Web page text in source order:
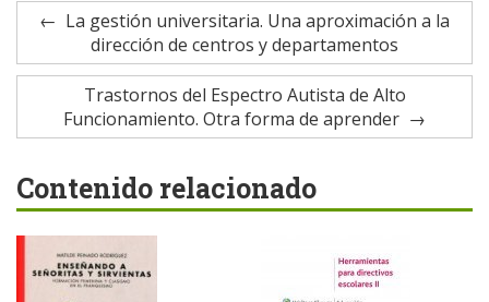
La gestión universitaria. Una aproximación a la
dirección de centros y departamentos
Trastornos del Espectro Autista de Alto
Funcionamiento. Otra forma de aprender
Contenido relacionado